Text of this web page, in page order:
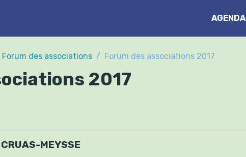
AGENDA
Forum des associations Forum des associations 2017
2017
MEYSSE